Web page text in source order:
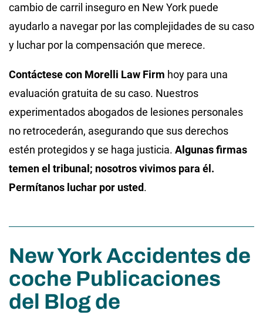
cambio de carril inseguro en New York puede
ayudarlo a navegar por las complejidades de su caso
y luchar por la compensación que merece.
Contáctese con Morelli Law Firm hoy para una
evaluación gratuita de su caso. Nuestros
experimentados abogados de lesiones personales
no retrocederán, asegurando que sus derechos
estén protegidos y se haga justicia. Algunas firmas
temen el tribunal; nosotros vivimos para él.
Permítanos luchar por usted.
New York Accidentes de
coche Publicaciones
del Blog de